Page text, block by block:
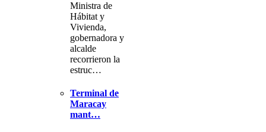
Ministra de
Hábitat y
Vivienda,
gobernadora y
alcalde
recorrieron la
estruc…
Terminal de
Maracay
mant…